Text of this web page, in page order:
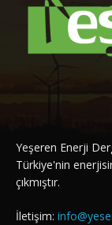
Yeşeren Enerji
Türkiye'nin
çıkmıştır.
İletişim: